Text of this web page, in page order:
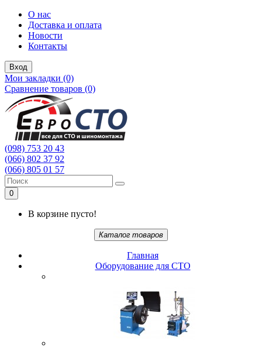
О нас
Доставка и оплата
Новости
Контакты
Вход
Мои закладки (0)
Сравнение товаров (0)
(098) 753 20 43
(066) 802 37 92
(066) 805 01 57
0
В корзине пусто!
Каталог товаров
Главная
Oбopудoвaниe для CTO